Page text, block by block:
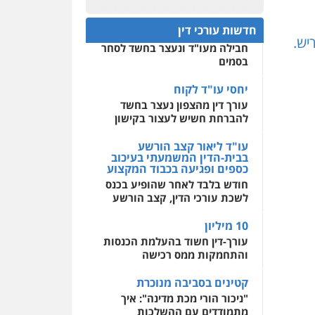
פלילי פשיעה חמורה
צווארון לבן
וחקירות
0502228917
עו"ד מוחמד סביחאת
פלילי תעבורה פשיעה
כלכלית
עו"ד יניב זוסמן
פלילי כלכלי פשיעה
חמורה מעצרים וחקירות
0525199949
פלילי פשיעה חמורה
צווארון לבן מעצרים
0543326767
0522508109
אחסון אתרים
לעורכי דין
אסירים עבירות מין
שירותים מקצועיים לעורכי
דין
0544500346
חדשות עורכי דין
חפץ חשוד
עצור בתיק ניסיון רצח קיבל
חבילה מעו"ד ונעצר בחשד לסחר
בסמים
יחסי עו"ד לקוח
עורך דין מהצפון נעצר בחשד
להברחת חשיש לעצור בקישון
עו"ד ליאור קצב הורשע
בבית-הדין המשמעתי בעיכוב
כספים ופגיעה בכבוד המקצוע
חודש בלבד לאחר שהופיע בכנס
לשכת עורכי הדין, קצב הורשע
10 מיליון
עורך-דין חשוד בהעלמת הכנסות
והתחמקות ממס רכישה
קטינים בסביבה מנוכרת
"ניכור הורי מכת מדינה": איך
מתמודדים עם ההשלכות